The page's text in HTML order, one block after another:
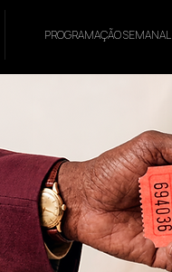
PROGRAMAÇÃO SEMANAL